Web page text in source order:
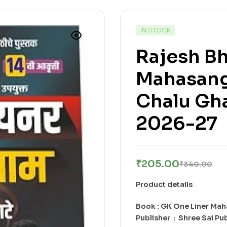
IN STOCK
Rajesh
Chalu
2026-27
₹340.00
₹205.00
Product details
Book : GK One Liner
Publisher ‏ : ‎ Shree